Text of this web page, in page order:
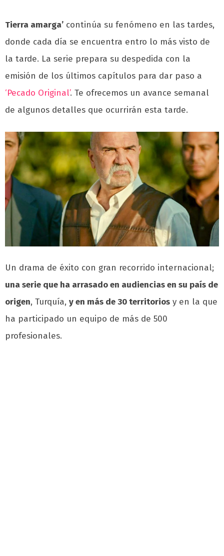
Tierra amarga’ continúa su fenómeno en las tardes,
donde cada día se encuentra entro lo más visto de
la tarde. La serie prepara su despedida con la
emisión de los últimos capítulos para dar paso a
‘Pecado Original’. Te ofrecemos un avance semanal
de algunos detalles que ocurrirán esta tarde.
Un drama de éxito con gran recorrido internacional;
una serie que ha arrasado en audiencias en su país de
origen, Turquía, y en más de 30 territorios y en la que
ha participado un equipo de más de 500
profesionales.